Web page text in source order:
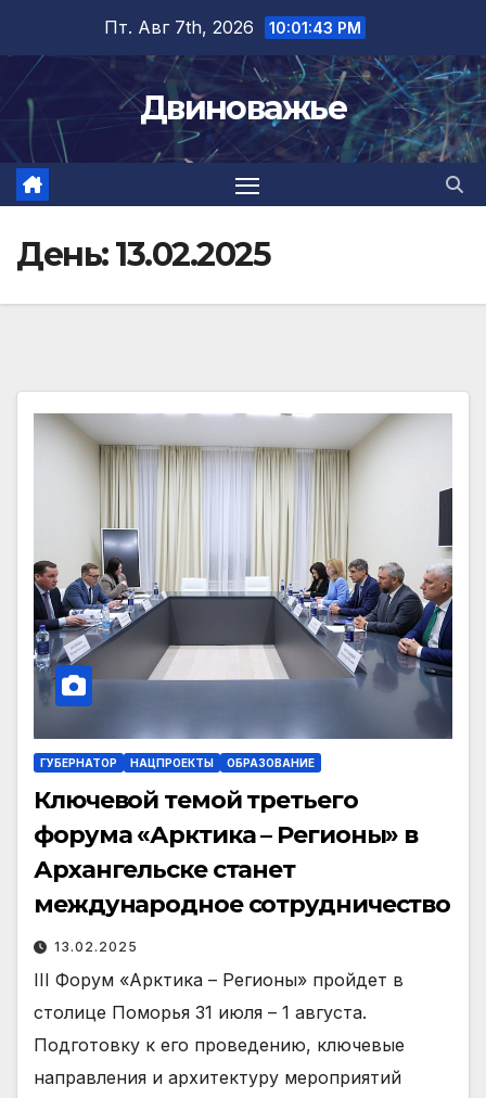
содержимому
Пт. Авг 7th, 2026 10:01:44 PM
Двиноважье
День:13.02.2025
ГУБЕРНАТОР НАЦПРОЕКТЫ ОБРАЗОВАНИЕ
Ключевой темой третьего
форума «Арктика – Регионы» в
Архангельске станет
международное сотрудничество
13.02.2025
III Форум «Арктика – Регионы» пройдет в
столице Поморья 31 июля – 1 августа.
Подготовку к его проведению, ключевые
направления и архитектуру мероприятий